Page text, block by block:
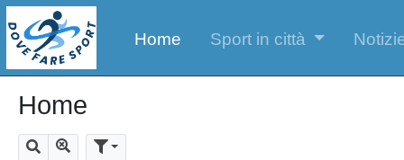
Home Sport in città
Home
Cerca Mostra tutti i risultati
Parametri di ricerca